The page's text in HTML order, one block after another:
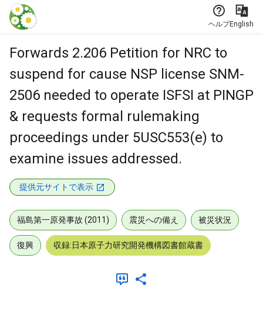
本文に飛ぶ
ヘルプEnglish
Forwards 2.206 Petition for NRC to
suspend for cause NSP license SNM-
2506 needed to operate ISFSI at PINGP
& requests formal rulemaking
proceedings under 5USC553(e) to
examine issues addressed.
提供元サイトで表示
福島第一原発事故 (2011) 震災への備え 被災状況
復興 収録:日本原子力研究開発機構図書館蔵書